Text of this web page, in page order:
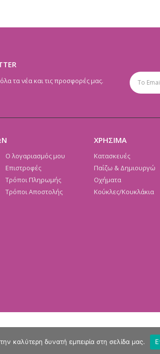
τα νέα και τις προσφορές μας.
Ο λογαριασμός μου
Επιστροφές
Τρόποι Πληρωμής
Τρόποι Αποστολής
ΧΡΗΣΙΜΑ
Κατασκευές
Παίζω & Δημιουργώ
Οχήματα
Κούκλες/Κουκλάκια
καλύτερη δυνατή εμπειρία στη σελίδα μας.